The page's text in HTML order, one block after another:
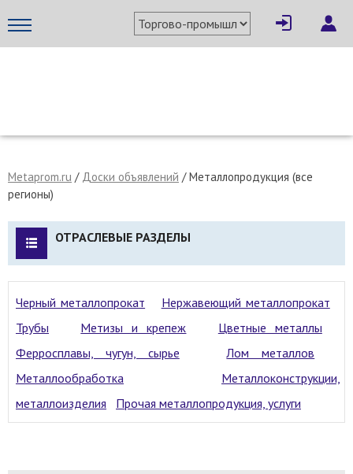
Metaprom.ru / Доски объявлений / Металлопродукция (все
регионы)
ОТРАСЛЕВЫЕ РАЗДЕЛЫ
Черный металлопрокат
Нержавеющий металлопрокат
Трубы
Метизы и крепеж
Цветные металлы
Ферросплавы, чугун, сырье
Лом металлов
Металлообработка
Металлоконструкции,
металлоизделия
Прочая металлопродукция, услуги